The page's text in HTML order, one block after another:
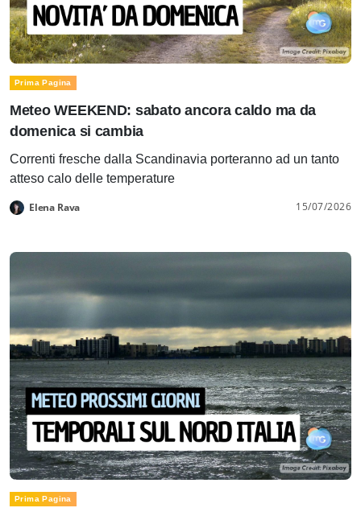
Prima Pagina
Meteo WEEKEND: sabato ancora caldo ma da
domenica si cambia
Correnti fresche dalla Scandinavia porteranno ad un tanto
atteso calo delle temperature
Elena Rava 15/07/2026
Prima Pagina